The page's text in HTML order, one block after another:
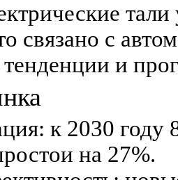
связано с
и
к 2030 году
на 27%.